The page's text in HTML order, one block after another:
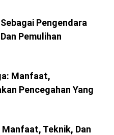
Pengendara
Pemulihan
Manfaat,
Pencegahan Yang
Teknik, Dan